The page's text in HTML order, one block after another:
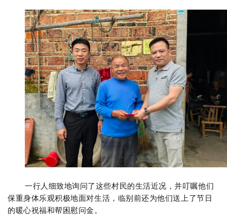
一行人细致地询问了这些村民的生活近况，并叮嘱他们
保重身体乐观积极地面对生活，临别前还为他们送上了节日
的暖心祝福和帮困慰问金。